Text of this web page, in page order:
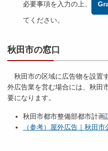
必要事項を入力の上、
てください。
秋田市の窓口
秋田市の区域に広告物を設置
外広告業を営む場合には、秋田
要になります。
秋田市都市整備部都市計
（参考）屋外広告｜秋田